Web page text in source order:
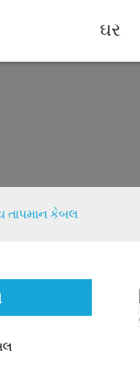
ઘર
તાપમાન કેબલ